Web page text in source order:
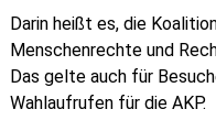
Darin heißt es, die
Menschenrechte und
Das gelte auch für
Wahlaufrufen für die AKP.